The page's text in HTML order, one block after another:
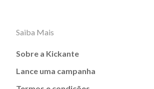
Saiba Mais
Sobre a Kickante
Lance uma campanha